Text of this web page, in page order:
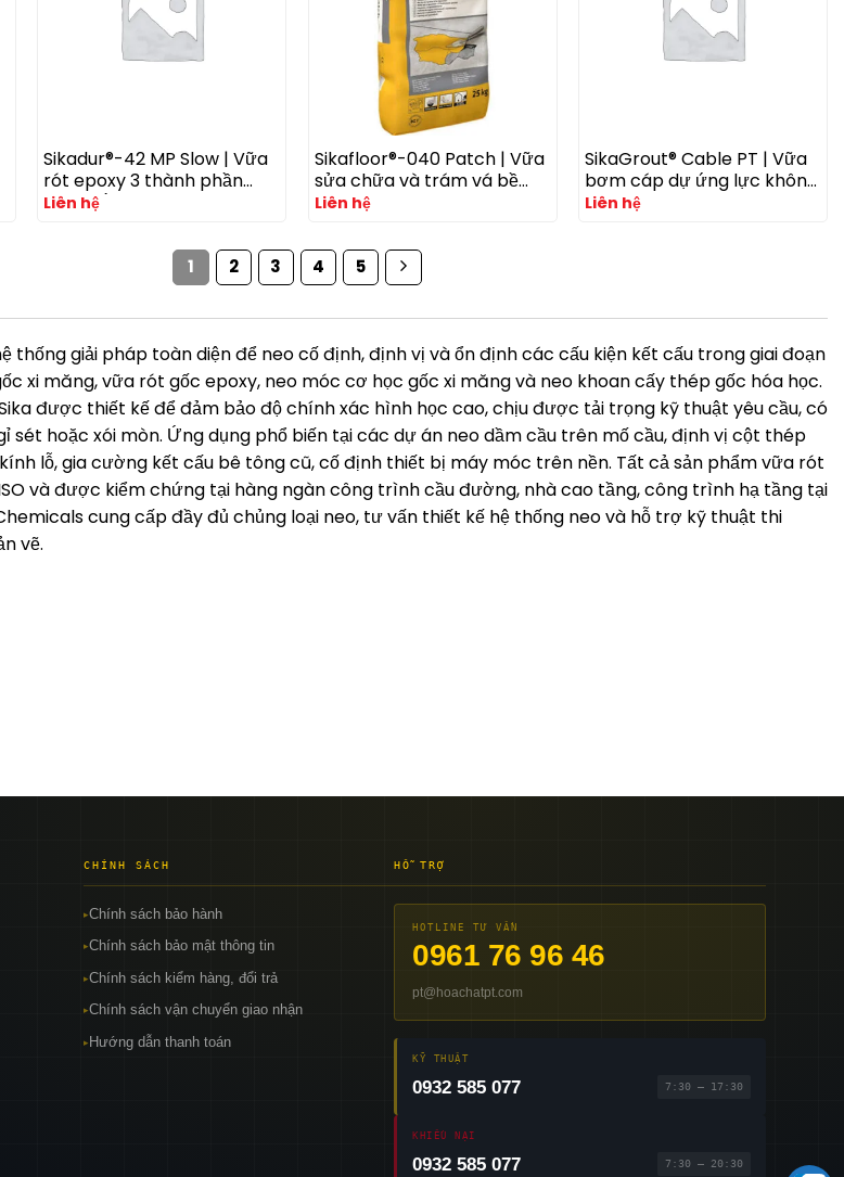
Sikadur®-42 MP Slow | Vữa
rót epoxy 3 thành phần
đóng rắn chậm cho thời
Liên hệ
Sikafloor®-040 Patch | Vữa
sửa chữa và trám vá bề
mặt nền xi măng
Liên hệ
SikaGrout® Cable PT | Vữa
bơm cáp dự ứng lực không
co ngót
Liên hệ
1 2 3 4 5
thống giải pháp toàn diện để neo cố định, định vị và ổn định các cấu kiện kết cấu trong giai đoạn
xi măng, vữa rót gốc epoxy, neo móc cơ học gốc xi măng và neo khoan cấy thép gốc hóa học.
được thiết kế để đảm bảo độ chính xác hình học cao, chịu được tải trọng kỹ thuật yêu cầu, có
sét hoặc xói mòn. Ứng dụng phổ biến tại các dự án neo dầm cầu trên mố cầu, định vị cột thép
lỗ, gia cường kết cấu bê tông cũ, cố định thiết bị máy móc trên nền. Tất cả sản phẩm vữa rót
và được kiểm chứng tại hàng ngàn công trình cầu đường, nhà cao tầng, công trình hạ tầng tại
cung cấp đầy đủ chủng loại neo, tư vấn thiết kế hệ thống neo và hỗ trợ kỹ thuật thi
vẽ.
CHÍNH SÁCH
▸Chính sách bảo hành
▸Chính sách bảo mật thông tin
▸Chính sách kiểm hàng, đổi trả
▸Chính sách vận chuyển giao nhận
▸ Hướng dẫn thanh toán
HỖ TRỢ
HOTLINE TƯ VẤN
0961 76 96 46
pt@hoachatpt.com
KỸ THUẬT
0932 585 077 7:30 – 17:30
KHIẾU NẠI
0932 585 077 7:30 – 20:30